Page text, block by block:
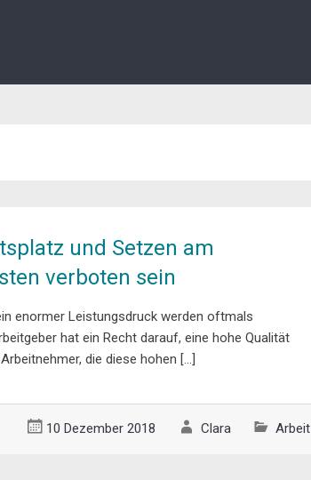
und Setzen am
verboten sein
enormer Leistungsdruck werden oftmals
hat ein Recht darauf, eine hohe Qualität
die diese hohen […]
10 Dezember 2018 Clara Arbeit